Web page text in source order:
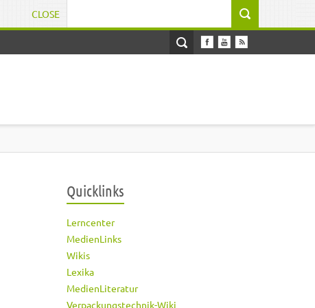
CLOSE
Quicklinks
Lerncenter
MedienLinks
Wikis
Lexika
MedienLiteratur
Verpackungstechnik-Wiki